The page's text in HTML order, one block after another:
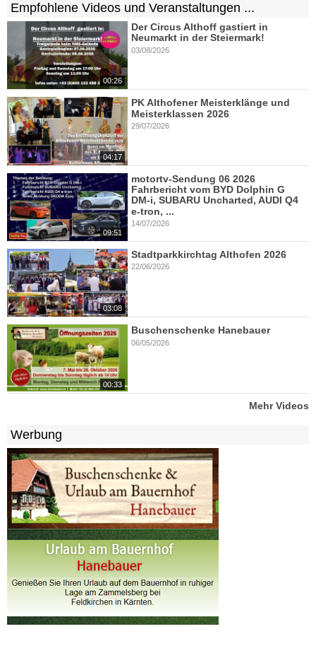
Empfohlene Videos und Veranstaltungen ...
00:26
Der Circus Althoff gastiert in
Neumarkt in der Steiermark!
03/08/2026
04:17
PK Althofener Meisterklänge und
Meisterklassen 2026
29/07/2026
09:51
motortv-Sendung 06 2026
Fahrbericht vom BYD Dolphin G
DM-i, SUBARU Uncharted, AUDI Q4
e-tron, ...
14/07/2026
03:08
Stadtparkkirchtag Althofen 2026
22/06/2026
00:33
Buschenschenke Hanebauer
06/05/2026
Mehr Videos
Werbung